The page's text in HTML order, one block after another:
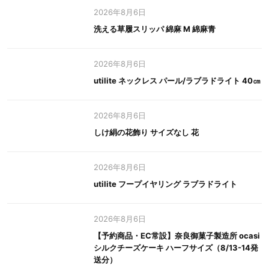
2026年8月6日
洗える草履スリッパ 綿麻 M 綿麻青
2026年8月6日
utilite ネックレス パール/ラブラドライト 40㎝
2026年8月6日
しけ絹の花飾り サイズなし 花
2026年8月6日
utilite フープイヤリング ラブラドライト
2026年8月6日
【予約商品・EC常設】奈良御菓子製造所 ocasi
シルクチーズケーキ ハーフサイズ（8/13-14発
送分）